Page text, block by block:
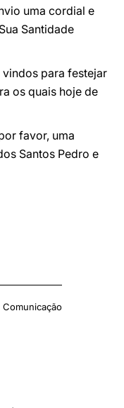
uma cordial e
Santidade
para festejar
os quais hoje de
favor, uma
Santos Pedro e